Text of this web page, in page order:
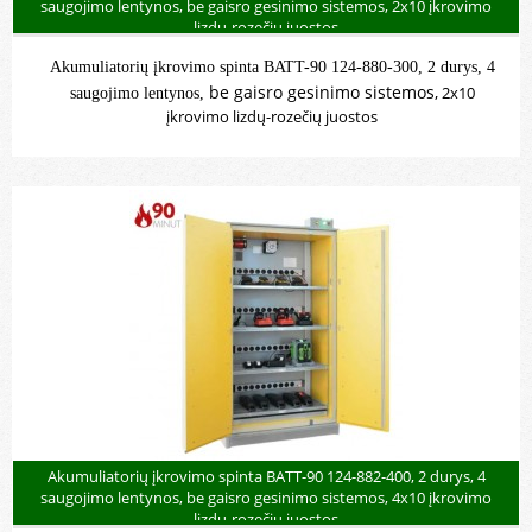
saugojimo lentynos, be gaisro gesinimo sistemos, 2x10 įkrovimo
lizdų-rozečių juostos
Akumuliatorių įkrovimo spinta BATT-90 124-880-300, 2 durys, 4
saugojimo lentynos, be gaisro gesinimo sistemos,2x10
įkrovimo lizdų-rozečių juostos
Akumuliatorių įkrovimo spinta BATT-90 124-882-400, 2 durys, 4
saugojimo lentynos, be gaisro gesinimo sistemos, 4x10 įkrovimo
lizdų-rozečių juostos